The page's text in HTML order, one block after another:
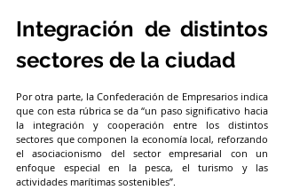
Integración de distintos
sectores de la ciudad
Por otra parte, la Confederación de Empresarios indica
que con esta rúbrica se da “un paso significativo hacia
la integración y cooperación entre los distintos
sectores que componen la economía local, reforzando
el asociacionismo del sector empresarial con un
enfoque especial en la pesca, el turismo y las
actividades marítimas sostenibles”.